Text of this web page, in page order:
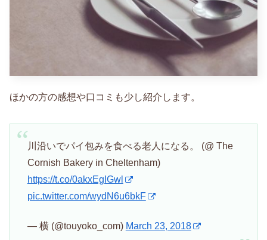
ほかの方の感想や口コミも少し紹介します。
川沿いでパイ包みを食べる老人になる。 (@ The
Cornish Bakery in Cheltenham)
https://t.co/0akxEgIGwl
pic.twitter.com/wydN6u6bkF
— 横 (@touyoko_com) March 23, 2018